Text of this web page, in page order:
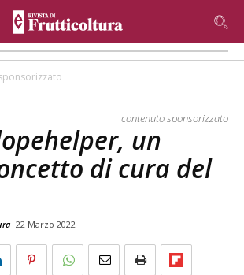
contenuto sponsorizzato
un
di cura del
22 Marzo 2022